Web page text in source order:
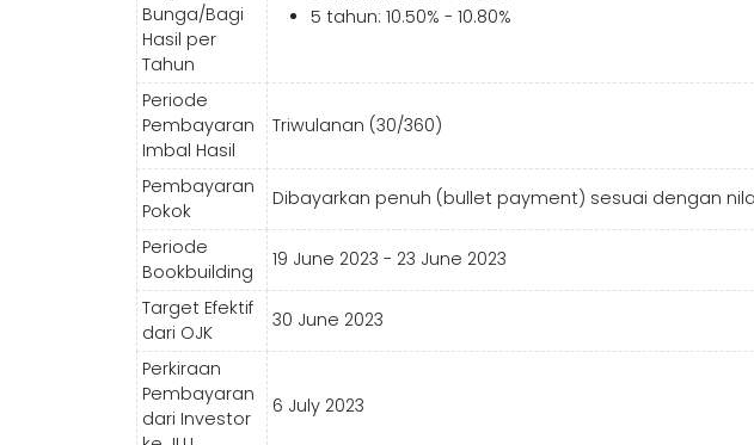
Bunga/Bagi
Hasil per
Tahun
5 tahun: 10.50% - 10.80%
Periode
Pembayaran
Imbal Hasil
Triwulanan (30/360)
Pembayaran
Pokok
Dibayarkan penuh (bullet payment) sesuai dengan
Periode
Bookbuilding
19 June 2023 - 23 June 2023
Target Efektif
dari OJK
30 June 2023
Perkiraan
Pembayaran
dari Investor
6 July 2023